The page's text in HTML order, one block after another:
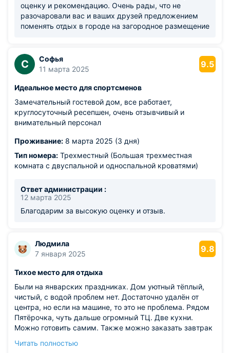
оценку и рекомендацию. Очень рады, что не
разочаровали вас и ваших друзей предложением
поменять отдых в городе на загородное размещение
С
Софья
11 марта 2025
9.5
Идеальное место для спортсменов
Замечательный гостевой дом, все работает,
круглосуточный ресепшен, очень отзывчивый и
внимательный персонал
Проживание: 8 марта 2025 (3 дня)
Тип номера: Трехместный (Большая трехместная
комната с двуспальной и односпальной кроватями)
Ответ администрации :
12 марта 2025
Благодарим за высокую оценку и отзыв.
Людмила
7 января 2025
9.8
Тихое место для отдыха
Были на январских праздниках. Дом уютный тёплый,
чистый, с водой проблем нет. Достаточно удалён от
центра, но если на машине, то это не проблема. Рядом
Пятёрочка, чуть дальше огромный ТЦ. Две кухни.
Можно готовить самим. Также можно заказать завтрак
небольшой парк. В общем, супер! Обязательно
Читать полностью